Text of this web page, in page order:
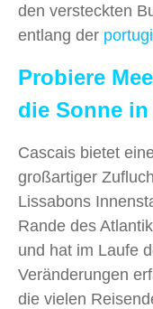
den versteckten
entlang der
Probiere
die Sonne in
Cascais bietet
großartiger
Lissabons
Rande des
und hat im Laufe
Veränderungen
die vielen